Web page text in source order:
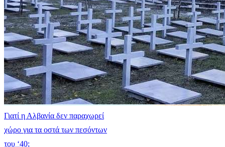
Γιατί η Αλβανία δεν παραχωρεί
χώρο για τα οστά των πεσόντων
του ‘40;